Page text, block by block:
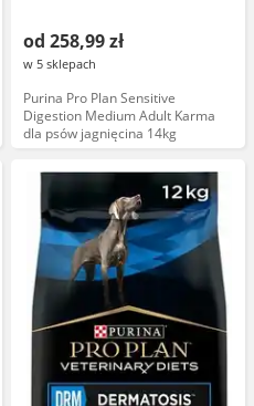
od 258,99 zł
w 5 sklepach
Purina Pro Plan Sensitive
Digestion Medium Adult Karma
dla psów jagnięcina 14kg